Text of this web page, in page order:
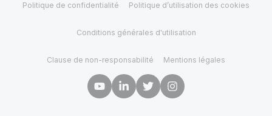
Politique de confidentialité Politique d’utilisation des cookies
Conditions générales d'utilisation
Clause de non-responsabilité Mentions légales